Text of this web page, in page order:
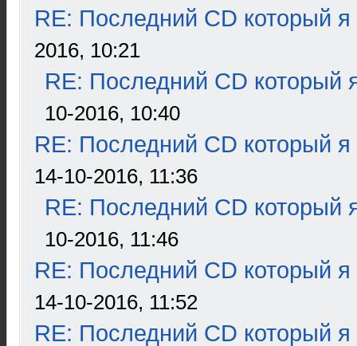
RE: Последний CD который я
2016, 10:21
RE: Последний CD который
10-2016, 10:40
RE: Последний CD который я
14-10-2016, 11:36
RE: Последний CD который
10-2016, 11:46
RE: Последний CD который я
14-10-2016, 11:52
RE: Последний CD который я